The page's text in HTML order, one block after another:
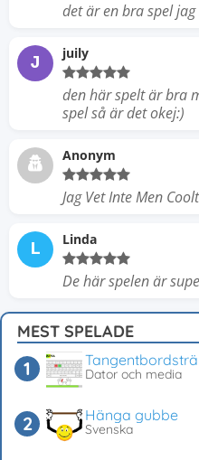
det är en bra spel
J juily
den här spelt är bra
spel så är det okej:)
Anonym
Jag Vet Inte Men
L Linda
De här spelen är
MEST SPELADE
Dator och media
Hänga gubbe
Svenska